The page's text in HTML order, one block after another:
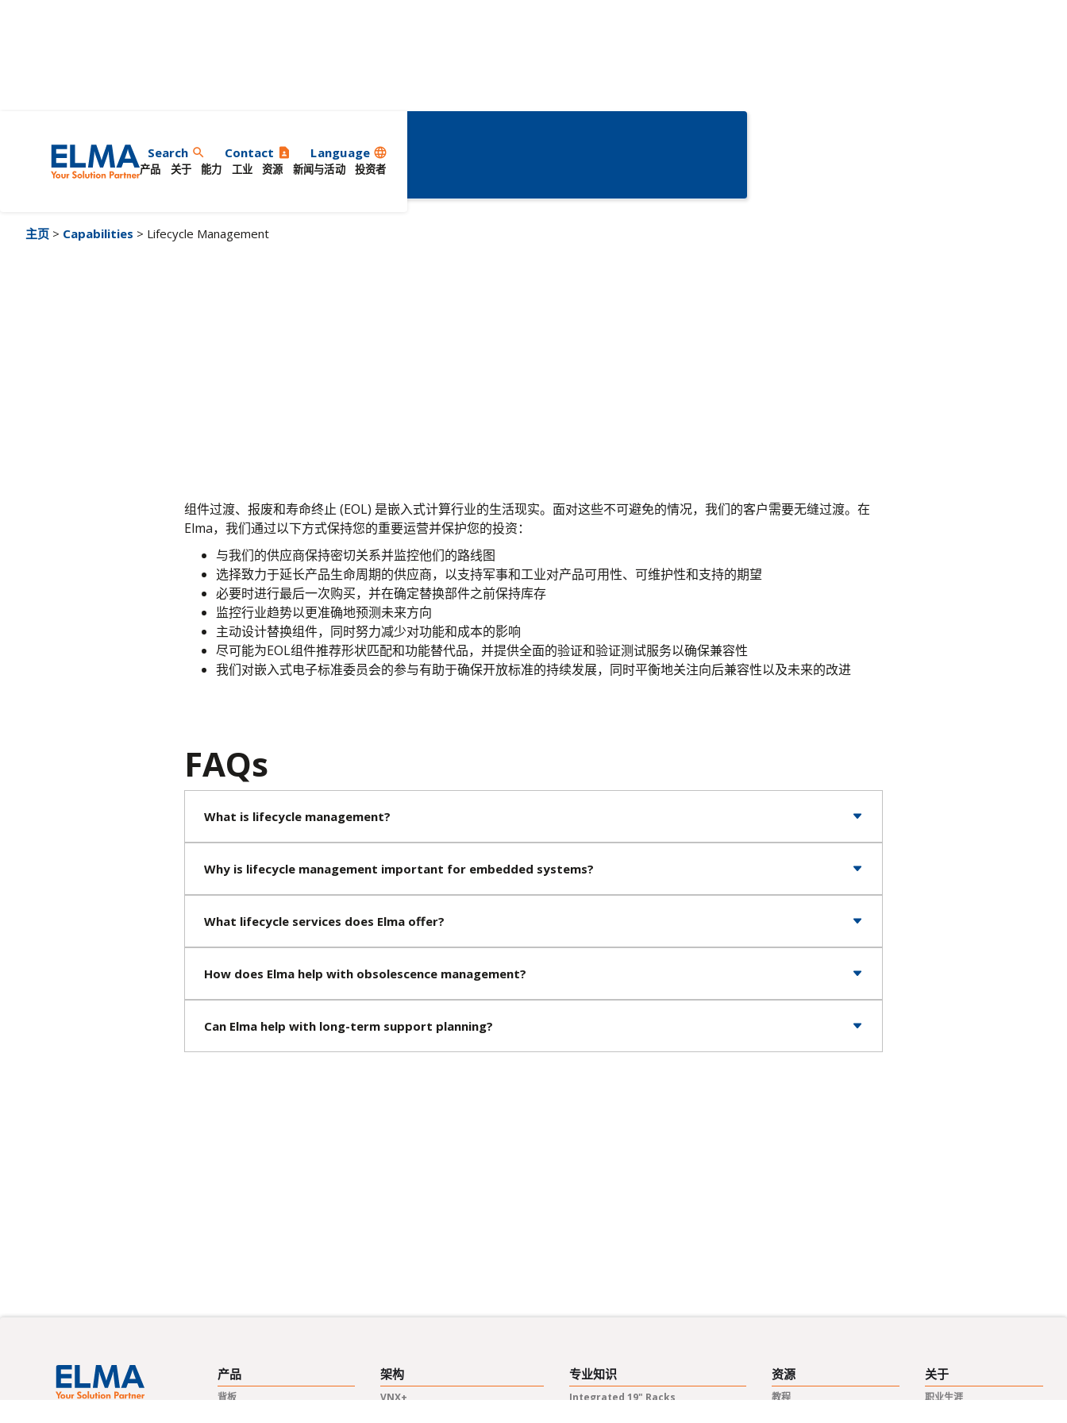
Search search Contact contact_page Language language
产品
关于 能力 工业 资源 新闻与活动 投资者
生命周期管理
主页 > Capabilities > Lifecycle Management
组件过渡、报废和寿命终止 (EOL) 是嵌入式计算行业的生活现实。面对这些不可避免的情况，我们的客户需要无缝过渡。在
Elma，我们通过以下方式保持您的重要运营并保护您的投资：
与我们的供应商保持密切关系并监控他们的路线图
选择致力于延长产品生命周期的供应商，以支持军事和工业对产品可用性、可维护性和支持的期望
必要时进行最后一次购买，并在确定替换部件之前保持库存
监控行业趋势以更准确地预测未来方向
主动设计替换组件，同时努力减少对功能和成本的影响
尽可能为EOL组件推荐形状匹配和功能替代品，并提供全面的验证和验证测试服务以确保兼容性
我们对嵌入式电子标准委员会的参与有助于确保开放标准的持续发展，同时平衡地关注向后兼容性以及未来的改进
FAQs
What is lifecycle management?
Why is lifecycle management important for embedded systems?
What lifecycle services does Elma offer?
How does Elma help with obsolescence management?
Can Elma help with long-term support planning?
产品
背板
架构
VNX+
专业知识
Integrated 19" Racks
资源
教程
关于
职业生涯